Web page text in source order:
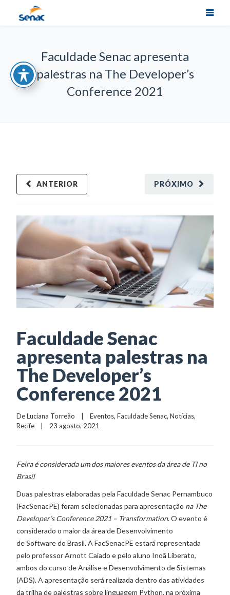
Faculdade Senac apresenta
palestras na The Developer’s
Conference 2021
PRÓXIMO
ANTERIOR
Faculdade Senac
apresenta palestras na
The Developer’s
Conference 2021
De Luciana Torreão
    |
Eventos, Faculdade Senac, Notícias
Recife
    |    23 agosto, 2021
Feira é considerada um dos maiores eventos da área de TI no
Brasil
Duas palestras elaboradas pela Faculdade Senac Pernambuco
(FacSenacPE) foram selecionadas para apresentação na The
Developer’s Conference 2021 – Transformation. O evento é
considerado o maior da área de Desenvolvimento
de Software do Brasil. A FacSenacPE estará representada
pelo professor Arnott Caiado e pelo aluno Inoã Liberato,
ambos do curso de Análise e Desenvolvimento de Sistemas
(ADS). A apresentação será realizada dentro das atividades
da trilha de palestras sobre linguagem Python, na próxima